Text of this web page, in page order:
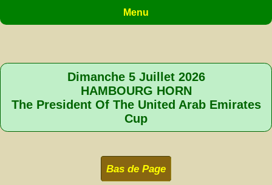
Menu
Dimanche 5 Juillet 2026
HAMBOURG HORN
The President Of The United Arab Emirates
Cup
Bas de Page